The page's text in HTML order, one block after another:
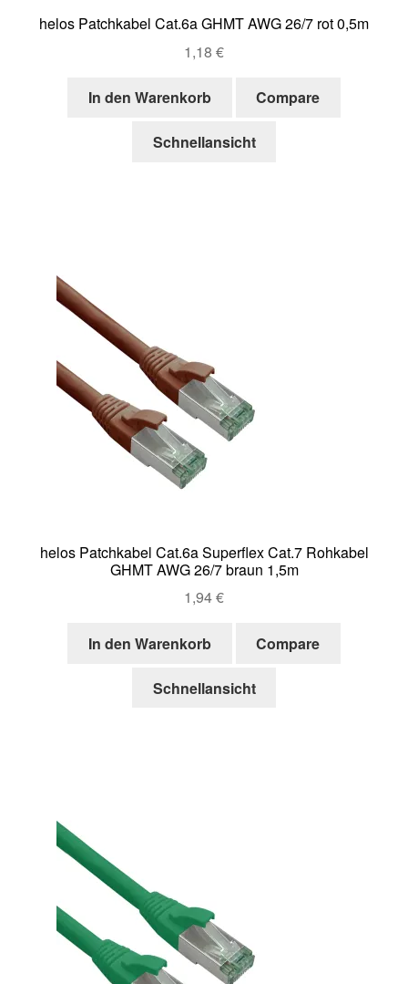
helos Patchkabel Cat.6a GHMT AWG 26/7 rot 0,5m
1,18 €
In den Warenkorb Compare
Schnellansicht
helos Patchkabel Cat.6a Superflex Cat.7 Rohkabel
GHMT AWG 26/7 braun 1,5m
1,94€
In den Warenkorb Compare
Schnellansicht